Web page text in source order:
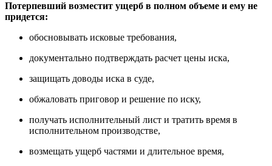
Потерпевший возместит ущерб в полном объеме и ему не
придется:
обосновывать исковые требования,
документально подтверждать расчет цены иска,
защищать доводы иска в суде,
обжаловать приговор и решение по иску,
получать исполнительный лист и тратить время в
исполнительном производстве,
возмещать ущерб частями и длительное время,